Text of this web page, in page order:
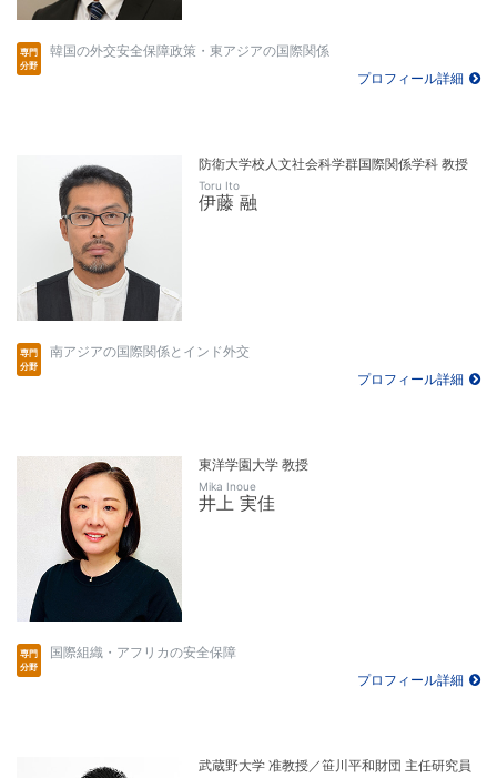
韓国の外交安全保障政策・東アジアの国際関係
プロフィール詳細
防衛大学校人文社会科学群国際関係学科 教授
Toru Ito
伊藤 融
南アジアの国際関係とインド外交
プロフィール詳細
東洋学園大学 教授
Mika Inoue
井上 実佳
国際組織・アフリカの安全保障
プロフィール詳細
武蔵野大学 准教授／笹川平和財団 主任研究員